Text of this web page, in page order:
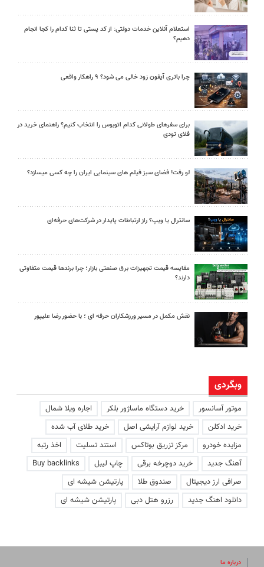
استعلام آنلاین خدمات دولتی: از کد پستی تا ثنا کدام را کجا انجام
دهیم؟
چرا باتری آیفون زود خالی می شود؟ ۹ راهکار واقعی
برای سفرهای طولانی کدام اتوبوس را انتخاب کنیم؟ راهنمای خرید در
فلای تودی
لو رفت! فضای سبز فیلم های سینمایی ایران را چه کسی میسازد؟
سانترال یا ویپ؟ راز ارتباطات پایدار در شرکت‌های حرفه‌ای
مقایسه قیمت تجهیزات برق صنعتی بازار؛ چرا برندها قیمت متفاوتی
دارند؟
نقش مکمل در مسیر ورزشکاران حرفه ای ؛ با حضور رضا علیپور
وبگردی
موتور آسانسور خرید دستگاه ماساژور بلکر
اجاره ویلا شمال
خرید ادکلن
خرید لوازم آرایشی اصل
خرید طلای آب شده
مزایده خودرو
مرکز تزریق بوتاکس استند تسلیت
اخذ رتبه
آهنگ جدید
خرید دوچرخه برقی چاپ لیبل
Buy backlinks
صرافی ارز دیجیتال
صندوق طلا
پارتیشن شیشه ای
دانلود اهنگ جدید
رزرو هتل دبی پارتیشن شیشه ای
درباره ما